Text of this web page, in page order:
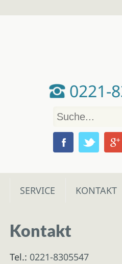
0221-
SERVICE KONTAKT
Kontakt
Tel.: 0221-8305547